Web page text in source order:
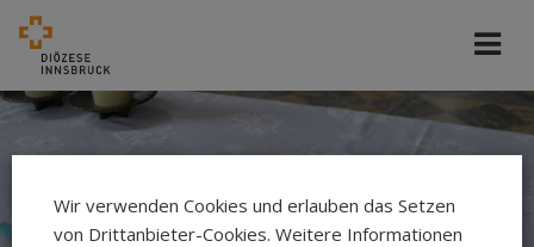
Wir verwenden Cookies und erlauben das Setzen
von Drittanbieter-Cookies. Weitere Informationen